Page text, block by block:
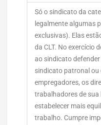
Só o sindicato da
legalmente algumas
exclusivas). Elas
da CLT. No exercício
ao sindicato
sindicato patronal ou
empregadores, os
trabalhadores de sua
estabelecer mais
trabalho. Cumpre